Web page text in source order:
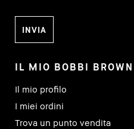
IL MIO BOBBI BROWN
Il mio profilo
I miei ordini
Trova un punto vendita